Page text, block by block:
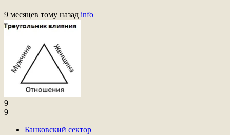
9 месяцев тому назад info
9
9
Банковский сектор